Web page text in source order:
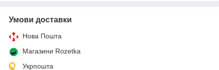
Умови доставки
Нова Пошта
Магазини Rozetka
Укрпошта